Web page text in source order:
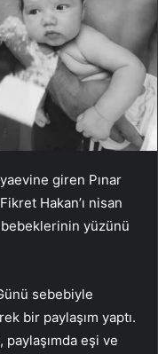
giren Pınar
Hakan’ı nisan
bebeklerinin yüzünü
sebebiyle
bir paylaşım yaptı.
paylaşımda eşi ve